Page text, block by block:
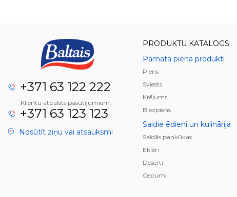
+371 63 122 222
Klientu atbalsts pasūtījumiem:
+371 63 123 123
Nosūtīt ziņu vai atsauksmi
PRODUKTU KATALOGS
Pamata piena produkti
Piens
Sviests
Krējums
Biezpiens
Saldie ēdieni un kulinārija
Saldās pankūkas
Eklēri
Deserti
Cepumi